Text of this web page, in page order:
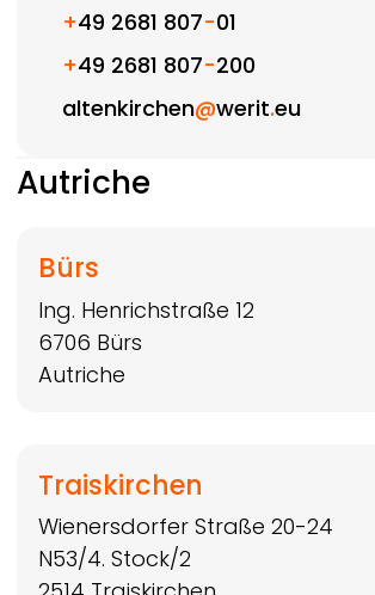
+49 2681 807-01
+49 2681 807-200
altenkirchen@werit.eu
Autriche
Bürs
Ing. Henrichstraße 12
6706 Bürs
Autriche
Traiskirchen
Wienersdorfer Straße 20-24
N53/4. Stock/2